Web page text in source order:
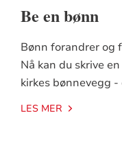
Be en bønn
Bønn forandrer og
Nå kan du skrive
kirkes bønnevegg
LES MER